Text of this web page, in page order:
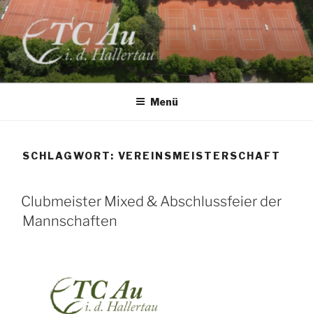
Zum
Inhalt
springen
TC AU Menü
SCHLAGWORT: VEREINSMEISTERSCHAFT
Clubmeister Mixed & Abschlussfeier der
Mannschaften